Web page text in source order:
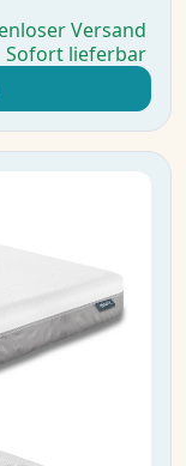
Versand
Sofort lieferbar